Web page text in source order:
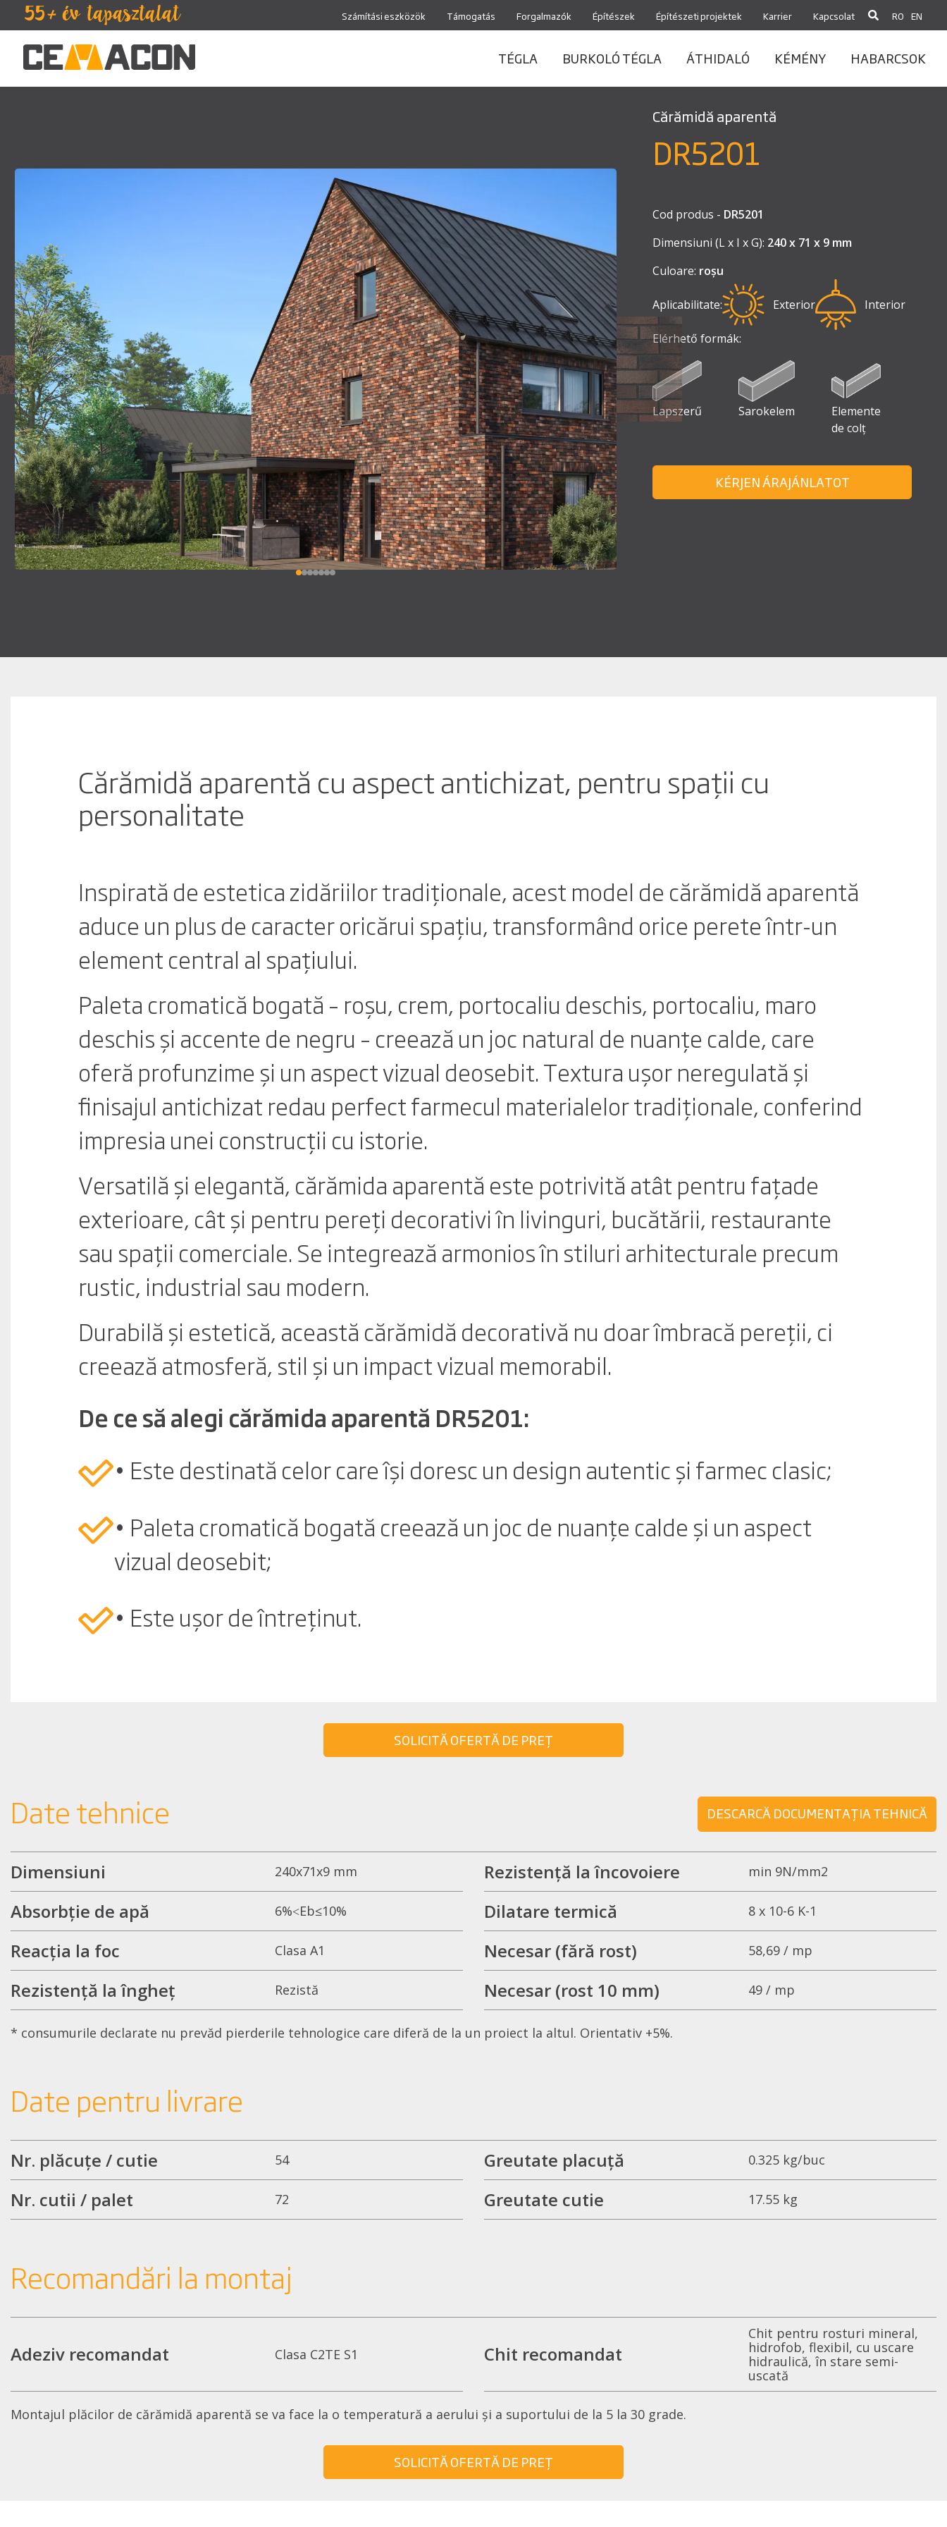
Számítási eszközök Támogatás Forgalmazók Építészek Építészeti projektek Karrier Kapcsolat RO EN
TÉGLA BURKOLÓ TÉGLA ÁTHIDALÓ KÉMÉNY HABARCSOK
Cărămidă aparentă
DR5201
Cod produs - DR5201
Dimensiuni (L x I x G): 240 x 71 x 9 mm
Culoare: roșu
Aplicabilitate: Exterior Interior
Elérhető formák:
Lapszerű Sarokelem
Elemente
de colț
KÉRJEN ÁRAJÁNLATOT
Cărămidă aparentă cu aspect antichizat, pentru spații cu
personalitate
Inspirată de estetica zidăriilor tradiționale, acest model de cărămidă aparentă
aduce un plus de caracter oricărui spațiu, transformând orice perete într-un
element central al spațiului.
Paleta cromatică bogată – roșu, crem, portocaliu deschis, portocaliu, maro
deschis și accente de negru – creează un joc natural de nuanțe calde, care
oferă profunzime și un aspect vizual deosebit. Textura ușor neregulată și
finisajul antichizat redau perfect farmecul materialelor tradiționale, conferind
impresia unei construcții cu istorie.
Versatilă și elegantă, cărămida aparentă este potrivită atât pentru fațade
exterioare, cât și pentru pereți decorativi în livinguri, bucătării, restaurante
sau spații comerciale. Se integrează armonios în stiluri arhitecturale precum
rustic, industrial sau modern.
Durabilă și estetică, această cărămidă decorativă nu doar îmbracă pereții, ci
creează atmosferă, stil și un impact vizual memorabil.
De ce să alegi cărămida aparentă DR5201:
• Este destinată celor care își doresc un design autentic și farmec clasic;
• Paleta cromatică bogată creează un joc de nuanțe calde și un aspect
vizual deosebit;
• Este ușor de întreținut.
SOLICITĂ OFERTĂ DE PREȚ
Date tehnice DESCARCĂ DOCUMENTAȚIA TEHNICĂ
Dimensiuni 240x71x9 mm Rezistență la încovoiere min 9N/mm2
Absorbție de apă 6%˂Eb≤10% Dilatare termică 8 x 10-6 K-1
Reacția la foc Clasa A1 Necesar (fără rost) 58,69 / mp
Rezistență la îngheț Rezistă Necesar (rost 10 mm) 49 / mp
* consumurile declarate nu prevăd pierderile tehnologice care diferă de la un proiect la altul. Orientativ +5%.
Date pentru livrare
Nr. plăcuțe / cutie 54 Greutate placuță 0.325 kg/buc
Nr. cutii / palet 72 Greutate cutie 17.55 kg
Recomandări la montaj
Adeziv recomandat Clasa C2TE S1 Chit recomandat
Chit pentru rosturi mineral,
hidrofob, flexibil, cu uscare
hidraulică, în stare semi-
uscată
Montajul plăcilor de cărămidă aparentă se va face la o temperatură a aerului și a suportului de la 5 la 30 grade.
SOLICITĂ OFERTĂ DE PREȚ